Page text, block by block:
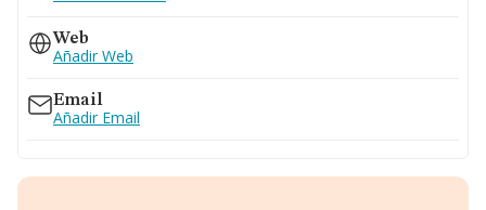
Web
Añadir Web
Email
Añadir Email